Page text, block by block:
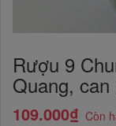
Rượu 9
Quang,
109.000₫ Còn